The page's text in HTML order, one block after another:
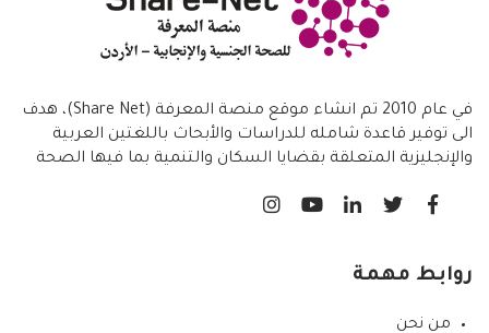
في عام 2010 تم انشاء موقع منصة المعرفة (Share Net)، هدف
الى توفير قاعدة شامله للدراسات والأبحاث باللغتين العربية
والإنجليزية المتعلقة بقضايا السكان والتنمية بما فيها الصحة
روابط مهمة
من نحن